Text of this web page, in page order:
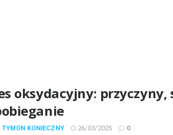
oksydacyjny:
TYMON KONIECZNY 26/03/2025 0